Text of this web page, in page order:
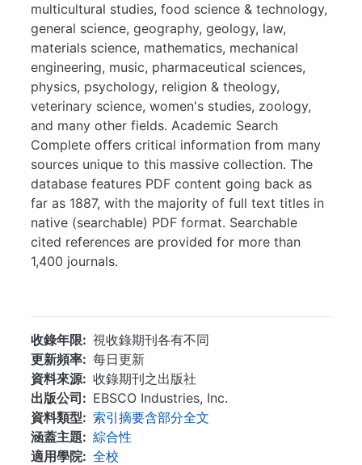
multicultural studies, food science & technology,
general science, geography, geology, law,
materials science, mathematics, mechanical
engineering, music, pharmaceutical sciences,
physics, psychology, religion & theology,
veterinary science, women's studies, zoology,
and many other fields. Academic Search
Complete offers critical information from many
sources unique to this massive collection. The
database features PDF content going back as
far as 1887, with the majority of full text titles in
native (searchable) PDF format. Searchable
cited references are provided for more than
1,400 journals.
收錄年限
視收錄期刊各有不同
更新頻率
每日更新
資料來源
收錄期刊之出版社
出版公司
EBSCO Industries, Inc.
資料類型
索引摘要含部分全文
涵蓋主題
綜合性
適用學院
全校